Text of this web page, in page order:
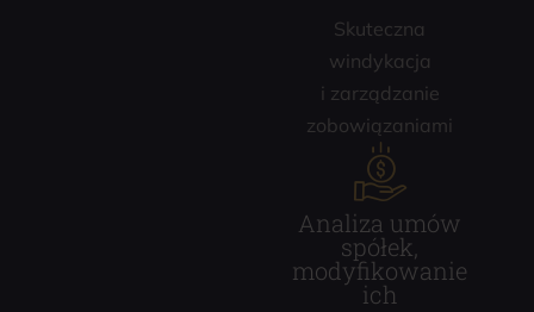
Skuteczna
windykacja
i zarządzanie
zobowiązaniami
Analiza umów
spółek,
modyfikowanie
ich